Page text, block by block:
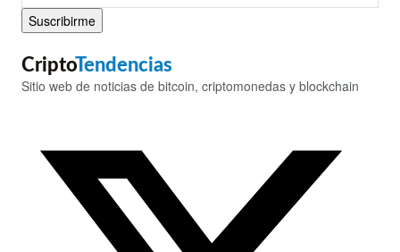
Suscribirme
CriptoTendencias
Sitio web de noticias de bitcoin, criptomonedas y blockchain